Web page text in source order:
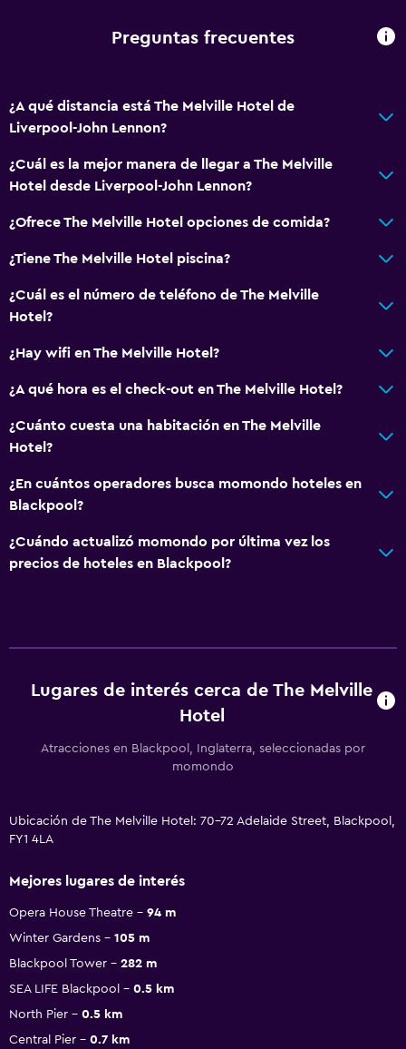
Preguntas frecuentes
¿A qué distancia está The Melville Hotel de
Liverpool-John Lennon?
¿Cuál es la mejor manera de llegar a The Melville
Hotel desde Liverpool-John Lennon?
¿Ofrece The Melville Hotel opciones de comida?
¿Tiene The Melville Hotel piscina?
¿Cuál es el número de teléfono de The Melville
Hotel?
¿Hay wifi en The Melville Hotel?
¿A qué hora es el check-out en The Melville Hotel?
¿Cuánto cuesta una habitación en The Melville
Hotel?
¿En cuántos operadores busca momondo hoteles en
Blackpool?
¿Cuándo actualizó momondo por última vez los
precios de hoteles en Blackpool?
Lugares de interés cerca de The Melville
Hotel
Atracciones en Blackpool, Inglaterra, seleccionadas por
momondo
Ubicación de The Melville Hotel: 70-72 Adelaide Street, Blackpool,
FY1 4LA
Mejores lugares de interés
Opera House Theatre
94 m
Winter Gardens
105 m
Blackpool Tower
282 m
SEA LIFE Blackpool
0.5 km
North Pier
0.5 km
Central Pier
0.7 km